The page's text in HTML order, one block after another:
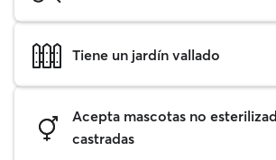
Tiene un jardín vallado
Acepta mascotas no
castradas